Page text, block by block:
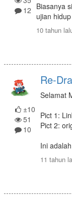
12 Biasanya
ujian
10 tahun
±10
51
10
Re-
Selamat
Pict 1:
Pict 2:
Ini
11 tahun